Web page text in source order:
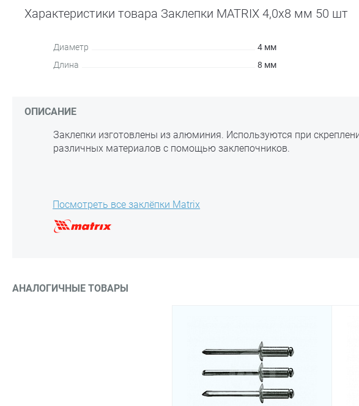
Характеристики товара Заклепки MATRIX 4,0х8 мм 50 шт
Диаметр
4 мм
Длина
8 мм
ОПИСАНИЕ
Заклепки изготовлены из алюминия. Используются при
различных материалов с помощью заклепочников.
Посмотреть все заклёпки Matrix
АНАЛОГИЧНЫЕ ТОВАРЫ